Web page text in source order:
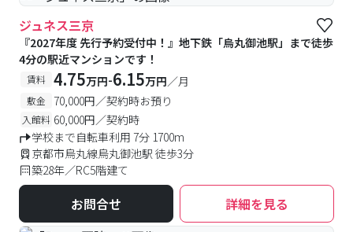
ジュネス三京
『2027年度 先行予約受付中！』地下鉄「烏丸御池駅」まで徒歩
4分の駅近マンションです！
賃料 4.75万円-6.15万円／月
敷金 70,000円／契約時お預り
入館料 60,000円／契約時
学校まで自転車利用 7分 1700m
京都市烏丸線烏丸御池駅 徒歩3分
築28年／RC5階建て
お問合せ 詳細を見る